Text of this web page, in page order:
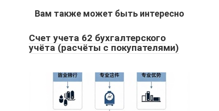
Вам также может быть интересно
Счет учета 62 бухгалтерского
учёта (расчёты с покупателями)